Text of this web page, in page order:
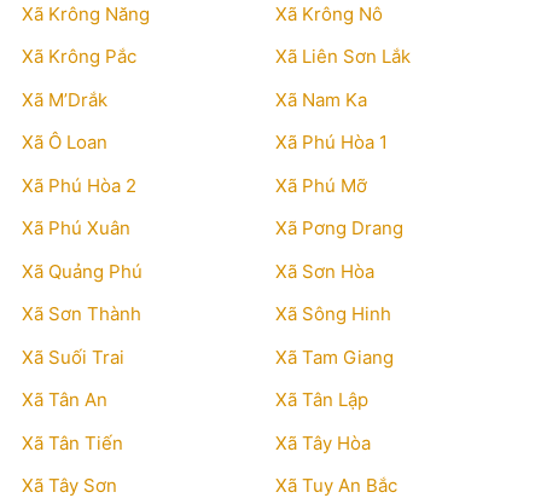
Xã Krông Năng
Xã Krông Nô
Xã Krông Pắc
Xã Liên Sơn Lắk
Xã M’Drắk
Xã Nam Ka
Xã Ô Loan
Xã Phú Hòa 1
Xã Phú Hòa 2
Xã Phú Mỡ
Xã Phú Xuân
Xã Pơng Drang
Xã Quảng Phú
Xã Sơn Hòa
Xã Sơn Thành
Xã Sông Hinh
Xã Suối Trai
Xã Tam Giang
Xã Tân An
Xã Tân Lập
Xã Tân Tiến
Xã Tây Hòa
Xã Tây Sơn
Xã Tuy An Bắc